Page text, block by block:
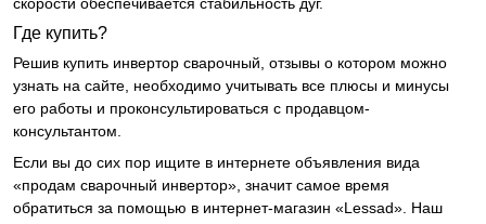
Где купить?
Решив купить инвертор сварочный, отзывы о котором можно
узнать на сайте, необходимо учитывать все плюсы и минусы
его работы и проконсультироваться с продавцом-
консультантом.
Если вы до сих пор ищите в интернете объявления вида
«продам сварочный инвертор», значит самое время
обратиться за помощью в интернет-магазин «Lessad». Наш